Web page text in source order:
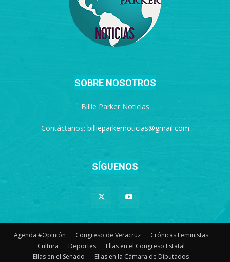
SOBRE NOSOTROS
Billie Parker Noticias
Contáctanos: billieparkernoticias@gmail.com
SÍGUENOS
Agenda #Opinión Congreso de Veracruz
Crónicas Feministas
Cultura
Deportes
Ellas en el Congreso Estatal
Ellas en el Senado
Ellas en la Cámara de Diputados